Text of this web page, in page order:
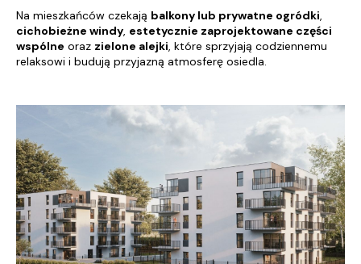
Na mieszkańców czekają balkony lub prywatne ogródki,
cichobieżne windy, estetycznie zaprojektowane części
wspólne oraz zielone alejki, które sprzyjają codziennemu
relaksowi i budują przyjazną atmosferę osiedla.